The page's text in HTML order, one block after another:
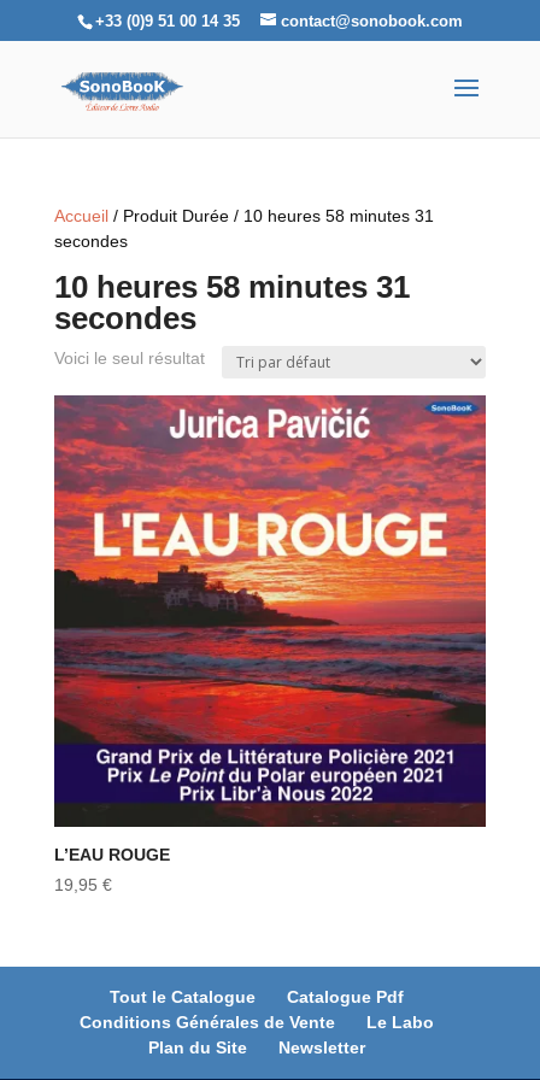
+33 (0)9 51 00 14 35 contact@sonobook.com
Accueil/ Produit Durée / 10 heures 58 minutes 31
secondes
10 heures 58 minutes 31
secondes
Voici le seul résultat
L’EAU ROUGE
19,95 €
Tout le Catalogue
Catalogue Pdf
Conditions Générales de Vente
Le Labo
Plan du Site
Newsletter